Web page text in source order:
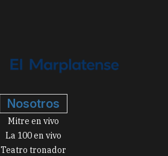
Nosotros
Mitre en vivo
La 100 en vivo
Teatro tronador